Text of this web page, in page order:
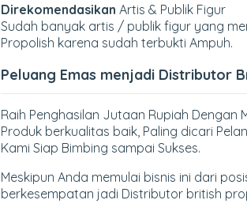
Direkomendasikan Artis & Publik Figur
Sudah banyak artis / publik figur yang
Propolish karena sudah terbukti Ampuh.
Peluang Emas menjadi Distributor
Raih Penghasilan Jutaan Rupiah Dengan
Produk berkualitas baik, Paling dicari
Kami Siap Bimbing sampai Sukses.
Meskipun Anda memulai bisnis ini dari
berkesempatan jadi Distributor british